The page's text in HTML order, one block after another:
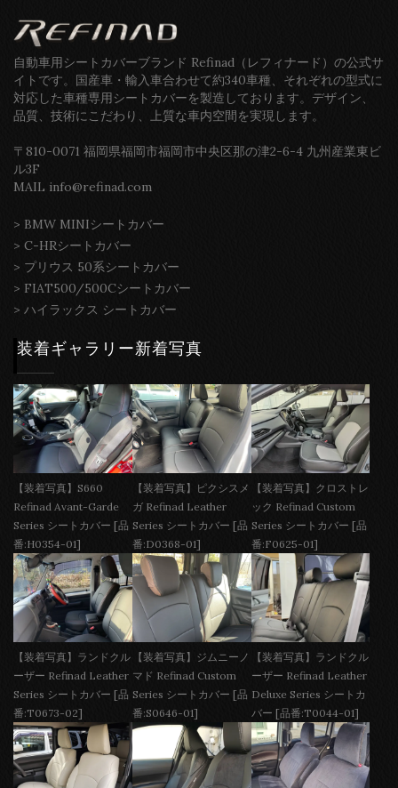
自動車用シートカバーブランド Refinad（レフィナード）の公式サ
イトです。国産車・輸入車合わせて約340車種、それぞれの型式に
対応した車種専用シートカバーを製造しております。デザイン、
品質、技術にこだわり、上質な車内空間を実現します。
〒810-0071 福岡県福岡市福岡市中央区那の津2-6-4 九州産業東ビ
ル3F
MAIL info@refinad.com
> BMW MINIシートカバー
> C-HRシートカバー
> プリウス 50系シートカバー
> FIAT500/500Cシートカバー
> ハイラックス シートカバー
装着ギャラリー新着写真
【装着写真】S660
Refinad Avant-Garde
Series シートカバー [品
番:H0354-01]
【装着写真】ピクシスメ
ガ Refinad Leather
Series シートカバー [品
番:D0368-01]
【装着写真】クロストレ
ック Refinad Custom
Series シートカバー [品
番:F0625-01]
【装着写真】ランドクル
ーザー Refinad Leather
Series シートカバー [品
番:T0673-02]
【装着写真】ジムニーノ
マド Refinad Custom
Series シートカバー [品
番:S0646-01]
【装着写真】ランドクル
ーザー Refinad Leather
Deluxe Series シートカ
バー [品番:T0044-01]